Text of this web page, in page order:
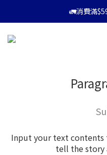
⭐會員消費
🚛消費滿
⭐會員消費
Input your text
tell the story